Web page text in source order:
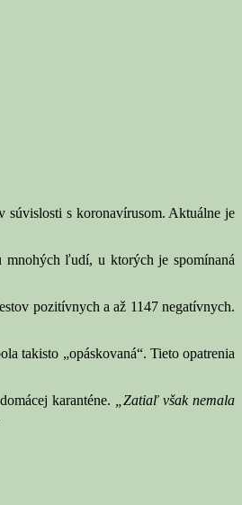
s koronavírusom. Aktuálne je
mnohých ľudí, u ktorých je spomínaná
pozitívnych a až 1147 negatívnych.
takisto „opáskovaná“. Tieto opatrenia
karanténe.
„Zatiaľ však nemala